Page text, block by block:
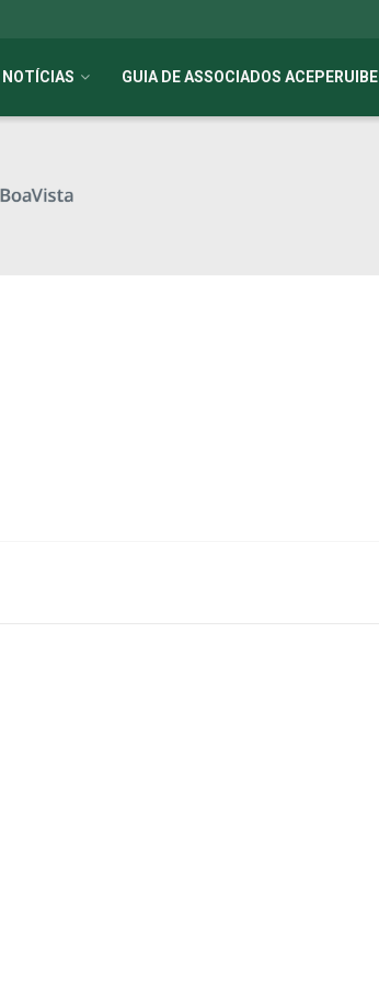
NOTÍCIAS GUIA DE ASSOCIADOS ACEPERUIBE